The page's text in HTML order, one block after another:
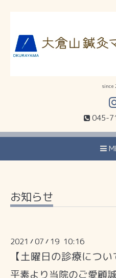
since
045-
お知らせ
2021 /07 / 19 10:16
【土曜日の診療につい
平素より当院のご愛顧